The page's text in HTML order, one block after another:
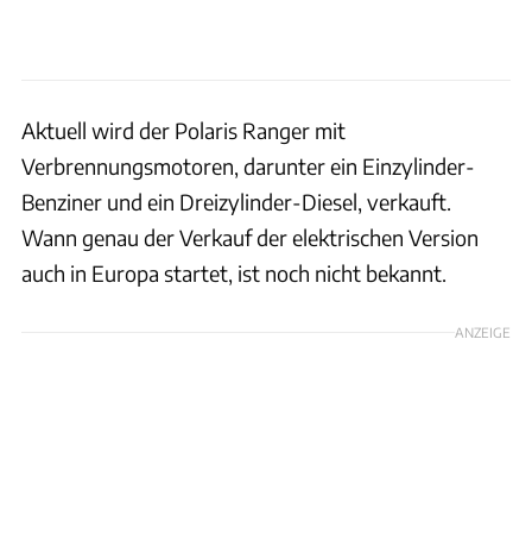
Aktuell wird der Polaris Ranger mit
Verbrennungsmotoren, darunter ein Einzylinder-
Benziner und ein Dreizylinder-Diesel, verkauft.
Wann genau der Verkauf der elektrischen Version
auch in Europa startet, ist noch nicht bekannt.
ANZEIGE